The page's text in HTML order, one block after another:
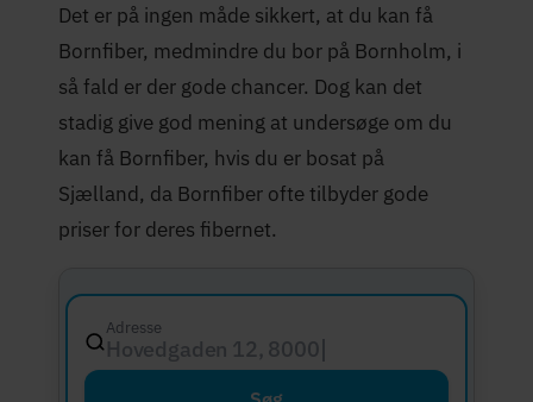
Det er på ingen måde sikkert, at du kan få
Bornfiber, medmindre du bor på Bornholm, i
så fald er der gode chancer. Dog kan det
stadig give god mening at undersøge om du
kan få Bornfiber, hvis du er bosat på
Sjælland, da Bornfiber ofte tilbyder gode
priser for deres fibernet.
Adresse
Hovedgaden 12, 8000 Aarhus C